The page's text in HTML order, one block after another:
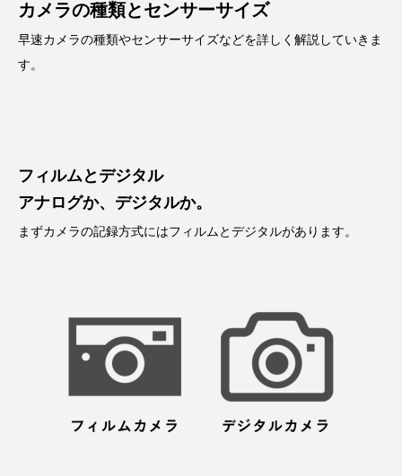
カメラの種類とセンサーサイズ
早速カメラの種類やセンサーサイズなどを詳しく解説していきま
す。
フィルムとデジタル
アナログか、デジタルか。
まずカメラの記録方式にはフィルムとデジタルがあります。